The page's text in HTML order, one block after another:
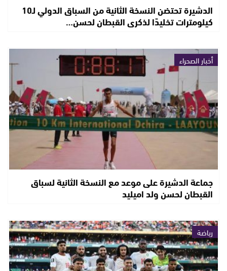
الدشيرة تحتضن النسخة الثانية من السباق الدولي لـ10
كيلومترات تخليدًا لذكرى القبطان لحسن…
أخبار الصحراء
جماعة الدشيرة على موعد مع النسخة الثانية لسباق
القبطان لحسن ولد اميليد
رياضة